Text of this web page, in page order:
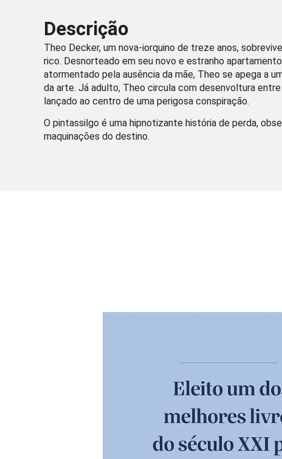
Descrição
Theo Decker, um nova-iorquino de treze anos,
rico. Desnorteado em seu novo e estranho
atormentado pela ausência da mãe, Theo se apega a
da arte. Já adulto, Theo circula com desenvoltura
lançado ao centro de uma perigosa conspiração.
O pintassilgo é uma hipnotizante história de perda,
maquinações do destino.